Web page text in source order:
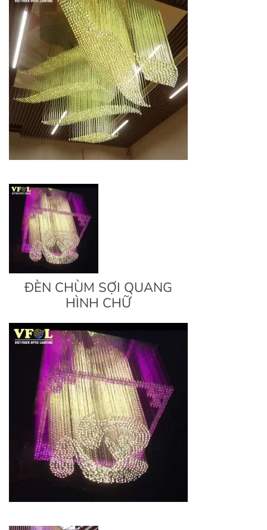
ĐÈN CHÙM SỢI QUANG
HÌNH CHỮ